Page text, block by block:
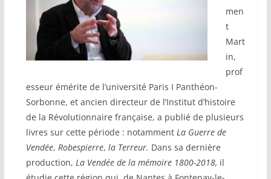
men
t
Mart
in,
prof
esseur émérite de l’université Paris I Panthéon-
Sorbonne, et ancien directeur de l’Institut d’histoire
de la Révolutionnaire française, a publié de plusieurs
livres sur cette période : notamment La Guerre de
Vendée, Robespierre, la Terreur. Dans sa dernière
production, La Vendée de la mémoire 1800-2018, il